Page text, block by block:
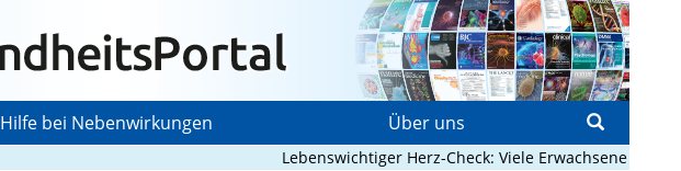
Hilfe bei Nebenwirkungen Über uns
Lebenswichtiger Herz-Check: Viele Erwachsene mit